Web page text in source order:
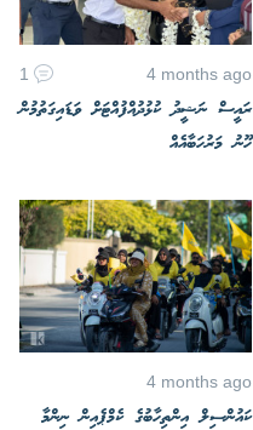
4 months ago
1
ރައީސް ނަޝީދު ކުޅުދުއްފުއްޓަށް ވަޑައިގަތުމުން
ހޫނު މަރުހަބާއެއް
4 months ago
ކައުންސިލް އިންތިހާބުގެ ކެމްޕެއިން ނިންމާ